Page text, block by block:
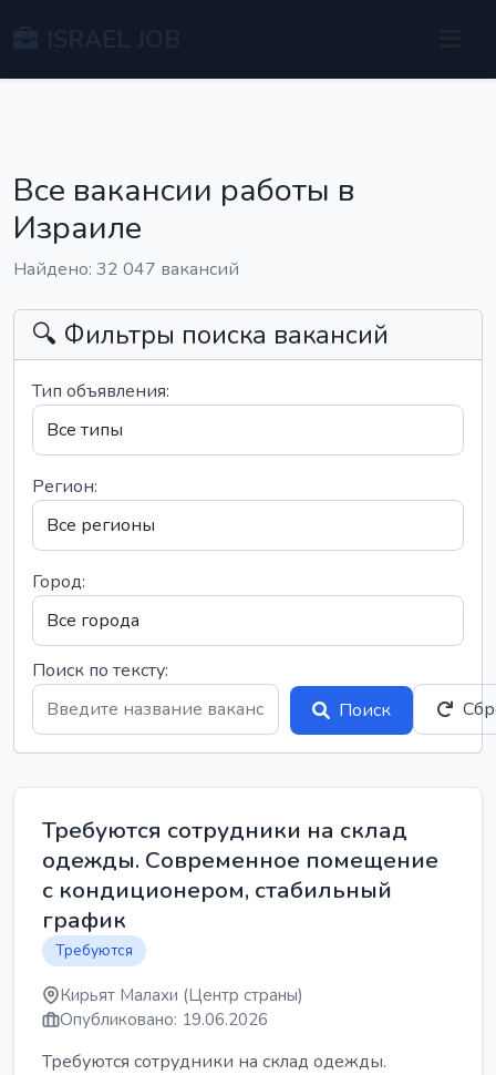
Все вакансии работы в
Израиле
Найдено: 32 047 вакансий
🔍 Фильтры поиска вакансий
Тип объявления:
Регион:
Город:
Поиск по тексту:
Поиск
Требуются сотрудники на склад
одежды. Современное помещение
с кондиционером, стабильный
график
Требуются
Кирьят Малахи (Центр страны)
Опубликовано: 19.06.2026
Требуются сотрудники на склад одежды.